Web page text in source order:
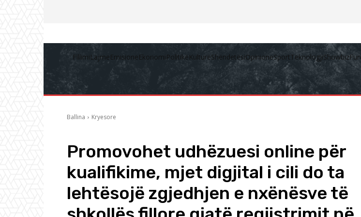
FillimiLajmeEmisioneEkonomiPolitikëKulturëShëndetësiOpinioneSportTeknologjiShowbizFun
Ballina Kryesore
Promovohet udhëzuesi online për
kualifikime, mjet digjital i cili do ta
lehtësojë zgjedhjen e nxënësve të